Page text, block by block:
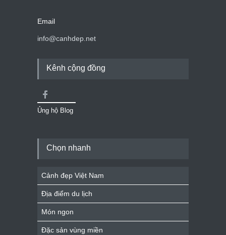
Email
info@canhdep.net
Kênh cộng đồng
Ủng hộ Blog
Chọn nhanh
Cảnh đẹp Việt Nam
Địa điểm du lịch
Món ngon
Đặc sản vùng miền